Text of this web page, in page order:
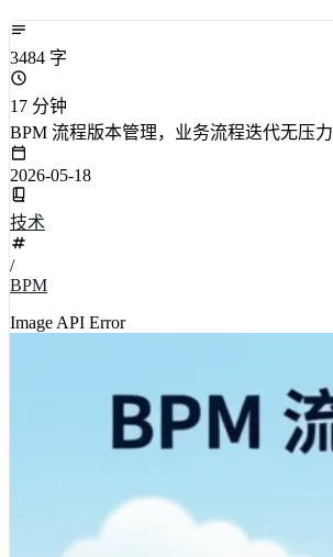
3484 字
17 分钟
BPM 流程版本管理，业务流程迭代无压力
2026-05-18
技术
/
BPM
Image API Error